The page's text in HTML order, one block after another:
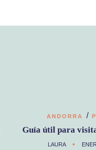
ANDORRA /
Guía útil para
LAURA